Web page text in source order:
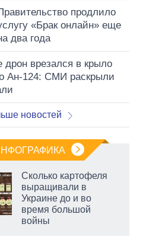
продлило
«Брак онлайн» еще
два года
дрон врезался в крыло
Ан-124: СМИ раскрыли
новостей
Сколько картофеля
выращивали в
Украине до и во
время большой
войны